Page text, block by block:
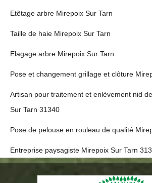
Etêtage arbre Mirepoix Sur Tarn
Taille de haie Mirepoix Sur Tarn
Elagage arbre Mirepoix Sur Tarn
Pose et changement grillage et clôture
Artisan pour traitement et enlèvement nid
Sur Tarn 31340
Pose de pelouse en rouleau de qualité
Entreprise paysagiste Mirepoix Sur Tarn